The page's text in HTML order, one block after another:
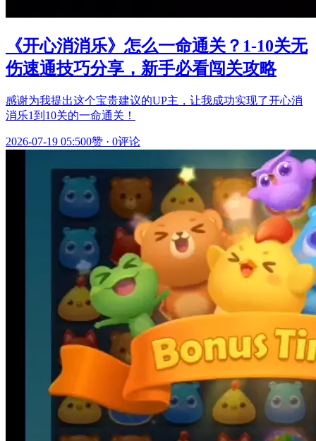
《开心消消乐》怎么一命通关？1-10关无
伤速通技巧分享，新手必看闯关攻略
感谢为我提出这个宝贵建议的UP主，让我成功实现了开心消
消乐1到10关的一命通关！
2026-07-19 05:500赞 · 0评论